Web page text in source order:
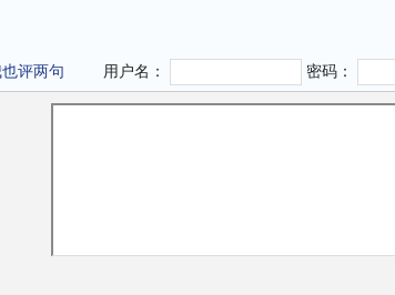
评两句 用户名： 密码：